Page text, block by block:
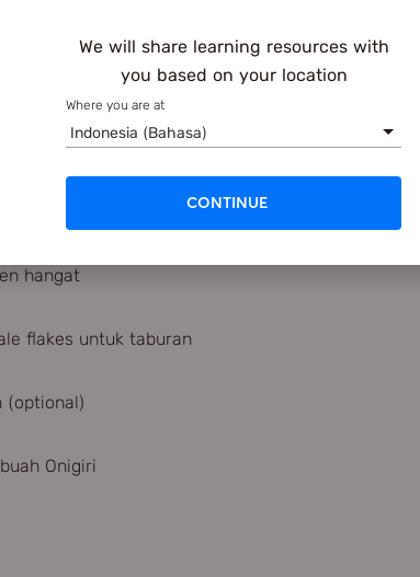
We will share learning resources with
you based on your location
Where you are at
Indonesia (Bahasa)
CONTINUE
(tanpa tengahnya)
direbus sebentar jika tidak mau mentah)
hangat
flakes untuk taburan
(optional)
Onigiri